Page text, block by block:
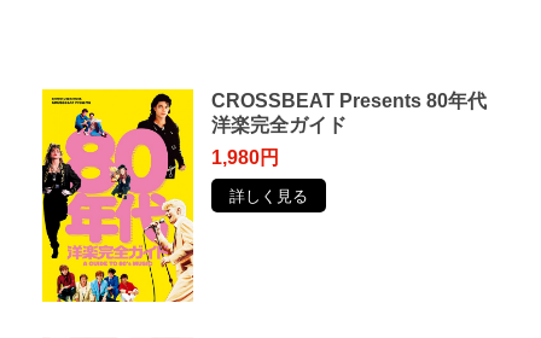
CROSSBEAT Presents 80年代
洋楽完全ガイド
1,980円
詳しく見る